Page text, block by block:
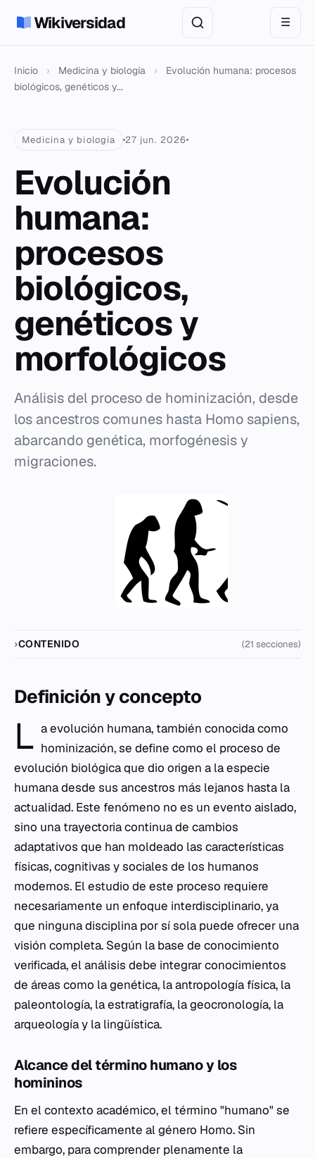
Wikiversidad ☰
Inicio › Medicina y biología ›
Evolución humana: procesos
biológicos, genéticos y...
Medicina y biología 27 jun. 2026
Evolución
humana:
procesos
biológicos,
genéticos y
morfológicos
Análisis del proceso de hominización, desde
los ancestros comunes hasta Homo sapiens,
abarcando genética, morfogénesis y
migraciones.
CONTENIDO (21 secciones)
Definición y concepto
L a evolución humana, también conocida como
hominización, se define como el proceso de
evolución biológica que dio origen a la especie
humana desde sus ancestros más lejanos hasta la
actualidad. Este fenómeno no es un evento aislado,
sino una trayectoria continua de cambios
adaptativos que han moldeado las características
físicas, cognitivas y sociales de los humanos
modernos. El estudio de este proceso requiere
necesariamente un enfoque interdisciplinario, ya
que ninguna disciplina por sí sola puede ofrecer una
visión completa. Según la base de conocimiento
verificada, el análisis debe integrar conocimientos
de áreas como la genética, la antropología física, la
paleontología, la estratigrafía, la geocronología, la
arqueología y la lingüística.
Alcance del término humano y los
homininos
En el contexto académico, el término "humano" se
refiere específicamente al género Homo. Sin
embargo, para comprender plenamente la